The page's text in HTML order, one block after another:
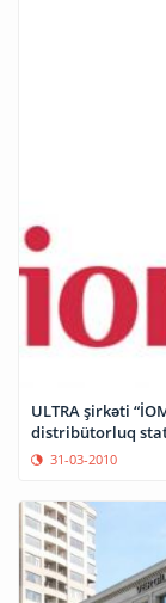
ULTRA şirkəti
distribütorluq
31-03-2010